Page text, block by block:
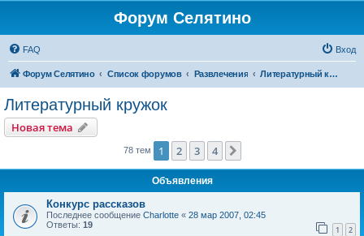
Форум Селятино
FAQ Вход
Форум Селятино Список форумов Развлечения Литературный кружок
Литературный кружок
Новая тема
78 тем 1 2 3 4
Объявления
Конкурс рассказов
Последнее сообщение Charlotte « 28 мар 2007, 02:45
Ответы: 19 1 2